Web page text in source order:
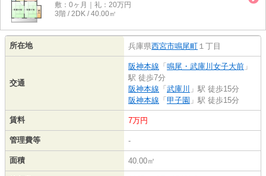
敷：0ヶ月｜礼：20万円
3階 / 2DK / 40.00㎡
所在地 兵庫県西宮市鳴尾町 １丁目
交通
阪神本線 「 鳴尾・武庫川女子大前 」
駅 徒歩7分
阪神本線 「 武庫川 」駅 徒歩15分
阪神本線 「 甲子園 」駅 徒歩15分
賃料 7万円
管理費等 -
面積 40.00㎡